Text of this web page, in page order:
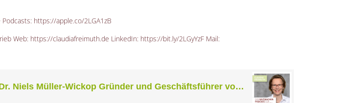
https://apple.co/2LGA1zB
Web: https://claudiafreimuth.de LinkedIn: https://bit.ly/2LGyYzF Mail: